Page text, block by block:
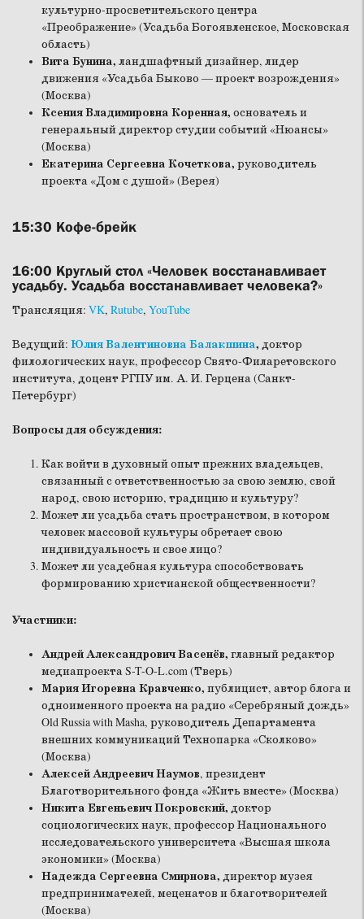
культурно-просветительского центра
«Преображение» (Усадьба Богоявленское, Московская
область)
Вита Бунина, ландшафтный дизайнер, лидер
движения «Усадьба Быково — проект возрождения»
(Москва)
Ксения Владимировна Коренная, основатель и
генеральный директор студии событий «Нюансы»
(Москва)
Екатерина Сергеевна Кочеткова, руководитель
проекта «Дом с душой» (Верея)
15:30 Кофе-брейк
16:00 Круглый стол «Человек восстанавливает
усадьбу. Усадьба восстанавливает человека?»
Трансляция: VK, Rutube, YouTube
Ведущий: Юлия Валентиновна Балакшина, доктор
филологических наук, профессор Свято-Филаретовского
института, доцент РГПУ им. А. И. Герцена (Санкт-
Петербург)
Вопросы для обсуждения:
Как войти в духовный опыт прежних владельцев,
связанный с ответственностью за свою землю, свой
народ, свою историю, традицию и культуру?
Может ли усадьба стать пространством, в котором
человек массовой культуры обретает свою
индивидуальность и свое лицо?
Может ли усадебная культура способствовать
формированию христианской общественности?
Участники:
Андрей Александрович Васенёв, главный редактор
медиапроекта S-T-O-L.com (Тверь)
Мария Игоревна Кравченко, публицист, автор блога и
одноименного проекта на радио «Серебряный дождь»
Old Russia with Masha, руководитель Департамента
внешних коммуникаций Технопарка «Сколково»
(Москва)
Алексей Андреевич Наумов, президент
Благотворительного фонда «Жить вместе» (Москва)
Никита Евгеньевич Покровский, доктор
социологических наук, профессор Национального
исследовательского университета «Высшая школа
экономики» (Москва)
Надежда Сергеевна Смирнова, директор музея
предпринимателей, меценатов и благотворителей
(Москва)